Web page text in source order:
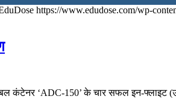
https://www.edudose.com/wp-
कंटेनर ‘ADC-150’ के चार सफल इन-फ्लाइट